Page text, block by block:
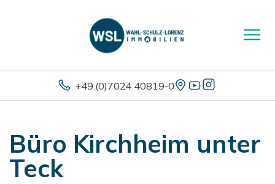
+49 (0)7024 40819-0
Büro Kirchheim unter
Teck